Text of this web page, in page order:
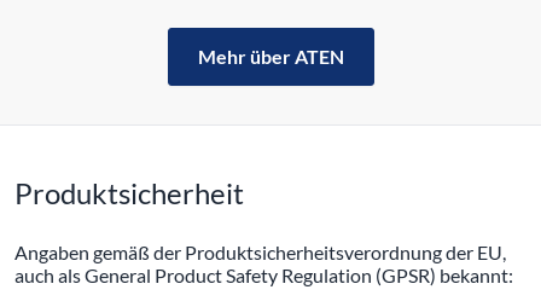
Mehr über ATEN
Produktsicherheit
Angaben gemäß der Produktsicherheitsverordnung der EU,
auch als General Product Safety Regulation (GPSR) bekannt: